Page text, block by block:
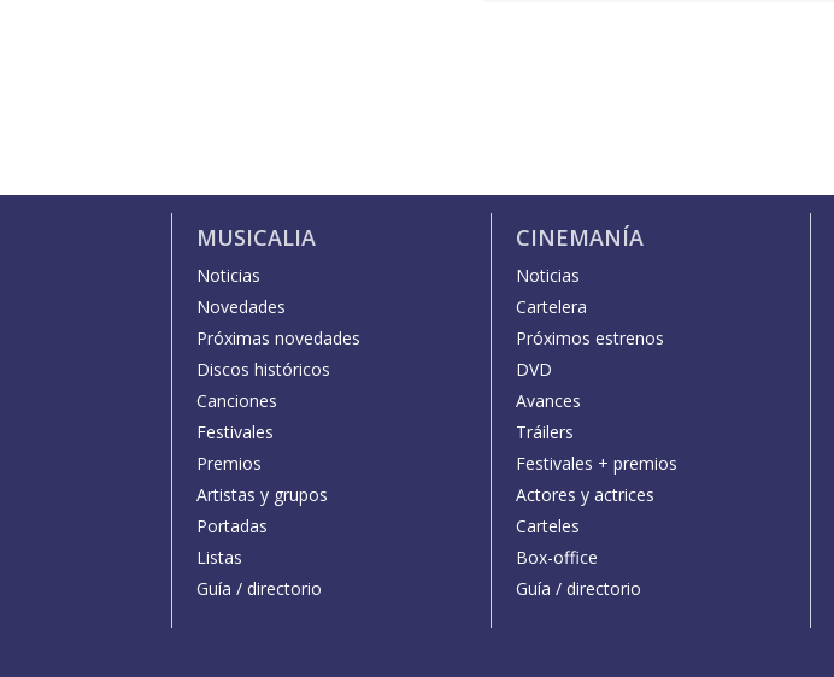
MUSICALIA
Noticias
Novedades
Próximas novedades
Discos históricos
Canciones
Festivales
Premios
Artistas y grupos
Portadas
Listas
Guía / directorio
CINEMANÍA
Noticias
Cartelera
Próximos estrenos
DVD
Avances
Tráilers
Festivales + premios
Actores y actrices
Carteles
Box-office
Guía / directorio